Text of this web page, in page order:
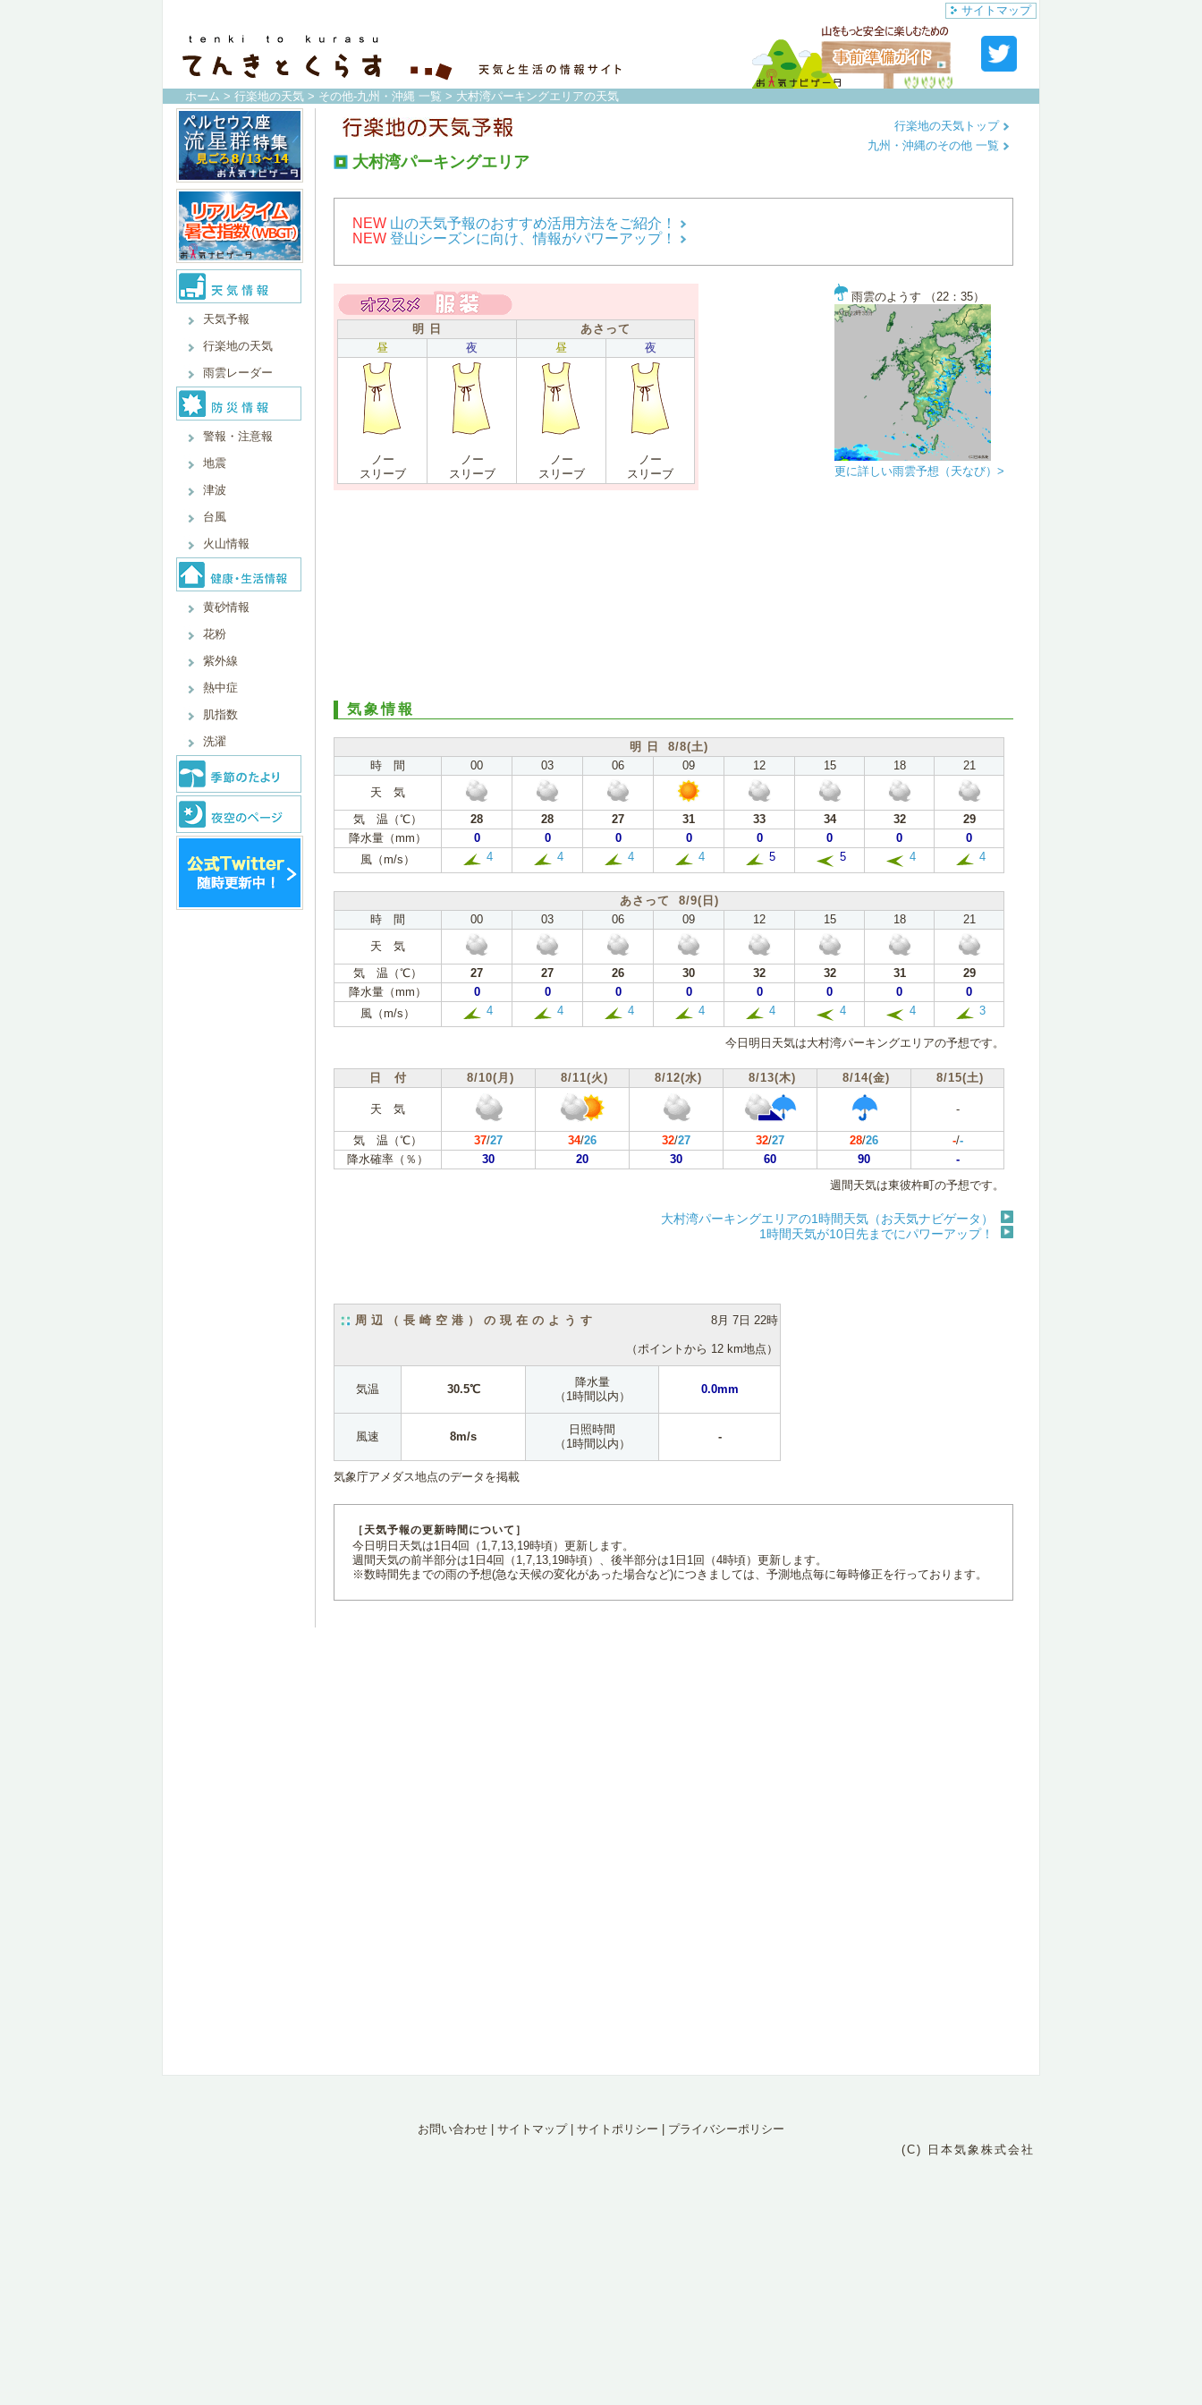
サイトマップ
ホーム > 行楽地の天気 > その他-九州・沖縄 一覧 > 大村湾パーキングエリアの天気
天気予報
行楽地の天気
雨雲レーダー
警報・注意報
地震
津波
台風
火山情報
黄砂情報
花粉
紫外線
熱中症
肌指数
洗濯
大村湾パーキングエリア
行楽地の天気トップ
九州・沖縄のその他 一覧
NEW 山の天気予報のおすすめ活用方法をご紹介！
NEW 登山シーズンに向け、情報がパワーアップ！
明 日
あさって
昼
夜 昼 夜
ノー
スリーブ
ノー
スリーブ
ノー
スリーブ
ノー
スリーブ
雨雲のようす （22：35）
更に詳しい雨雲予想（天なび）>
気象情報
明 日 8/8(土)
時 間
00 03 06 09 12 15 18
21
天 気
気 温（℃）
28 28 27 31 33 34 32
29
降水量（mm）
0 0 0 0 0 0 0
0
風（m/s）
4 4 4 4 5 5 4 4
あさって 8/9(日)
時 間
00 03 06 09 12 15 18
21
天 気
気 温（℃）
27 27 26 30 32 32 31
29
降水量（mm）
0 0 0 0 0 0 0
0
風（m/s）
4 4 4 4 4 4 4 3
今日明日天気は大村湾パーキングエリアの予想です。
日 付 8/10(月) 8/11(火) 8/12(水) 8/13(木) 8/14(金) 8/15(土)
天 気 -
気 温（℃） 37/27 34/26 32/27 32/27 28/26 -/-
降水確率（％）
30 20 30 60 90
-
週間天気は東彼杵町の予想です。
大村湾パーキングエリアの1時間天気（お天気ナビゲータ）
1時間天気が10日先までにパワーアップ！
周辺（長崎空港）の現在のようす 8月 7日 22時
（ポイントから 12 km地点）
気温 30.5℃
降水量
（1時間以内）
0.0mm
風速 8m/s
日照時間
（1時間以内）
-
気象庁アメダス地点のデータを掲載
［天気予報の更新時間について］
今日明日天気は1日4回（1,7,13,19時頃）更新します。
週間天気の前半部分は1日4回（1,7,13,19時頃）、後半部分は1日1回（4時頃）更新します。
※数時間先までの雨の予想(急な天候の変化があった場合など)につきましては、予測地点毎に毎時修正を行っております。
お問い合わせ サイトマップ| サイトポリシー
プライバシーポリシー
(C) 日本気象株式会社